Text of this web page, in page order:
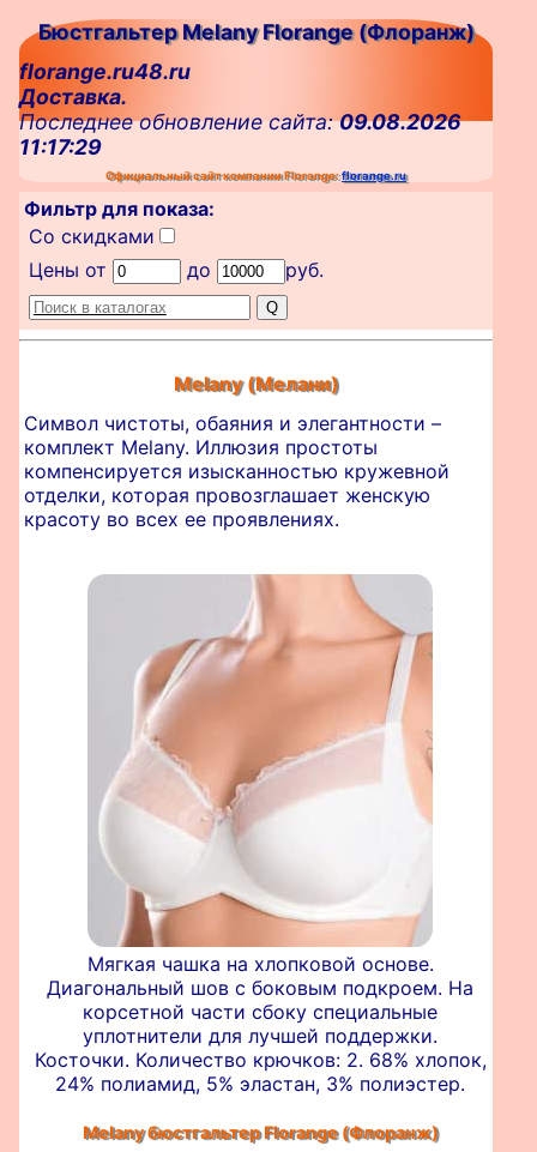
Бюстгальтер Melany Florange (Флоранж)
florange.ru48.ru
Доставка.
Последнее обновление сайта:09.08.2026
11:17:29
Официальный сайт компании Florange:florange.ru
Фильтр для показа:
Со скидками
Цены от
до руб.
Melany (Мелани)
Символ чистоты, обаяния и элегантности –
комплект Melany. Иллюзия простоты
компенсируется изысканностью кружевной
отделки, которая провозглашает женскую
красоту во всех ее проявлениях.
Мягкая чашка на хлопковой основе.
Диагональный шов с боковым подкроем. На
корсетной части сбоку специальные
уплотнители для лучшей поддержки.
Косточки. Количество крючков: 2. 68% хлопок,
24% полиамид, 5% эластан, 3% полиэстер.
Melany бюстгальтерFlorange (Флоранж)